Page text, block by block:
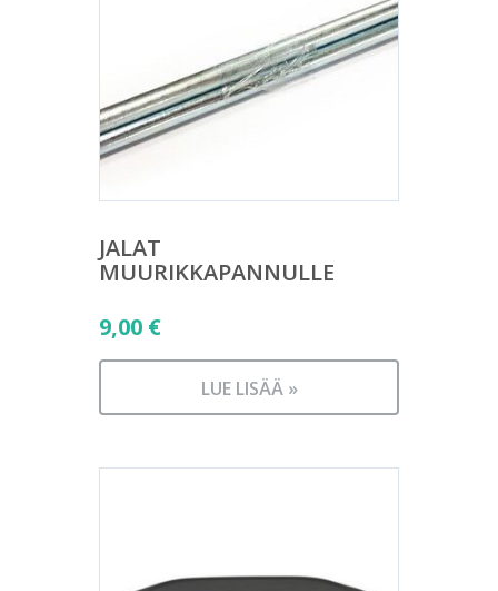
JALAT
MUURIKKAPANNULLE
9,00 €
LUE LISÄÄ »